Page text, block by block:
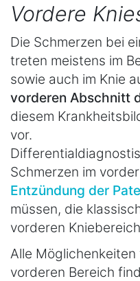
Vordere
Die Schmerzen bei
treten meistens im
sowie auch im Knie
vorderen Abschnitt
diesem
vor.
Schmerzen im
Entzündung der
müssen, die
vorderen
Alle
vorderen Bereich